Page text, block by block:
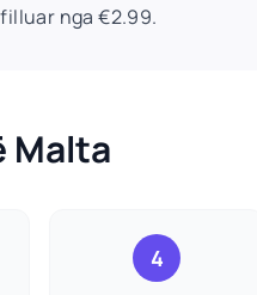
nga €2.99.
Malta
4